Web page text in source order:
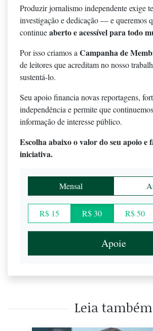
Produzir jornalismo independente exige
investigação e dedicação — e queremos
continueaberto e acessível para todo
Por isso criamos aCampanha de
de leitores que acreditam no nosso
sustentá-lo.
Seu apoio financia novas reportagens,
independência e permite que
informação de interesse público.
Escolha abaixo o valor do seu apoio e
iniciativa.
Mensal
R$ 15 R$ 30 R$ 50
Apoie
Leia também